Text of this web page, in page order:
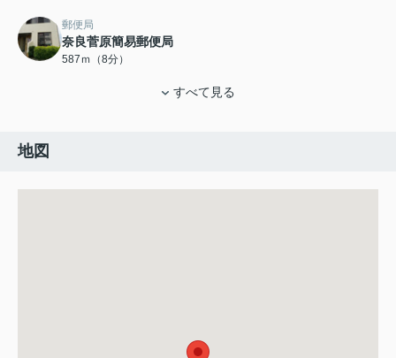
郵便局
奈良菅原簡易郵便局
587ｍ（8分）
すべて見る
地図